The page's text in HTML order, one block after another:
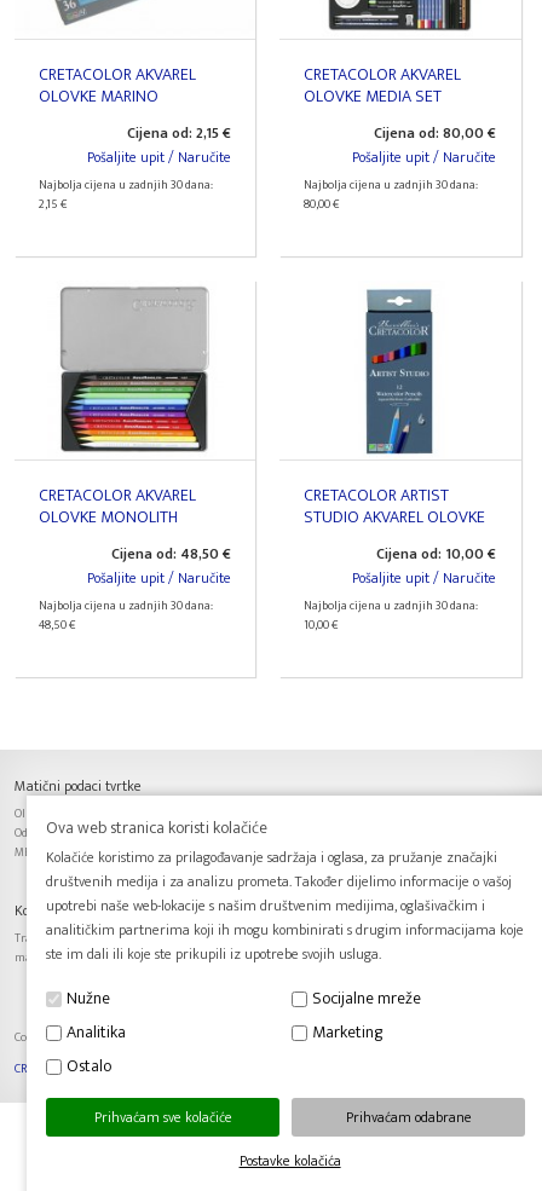
CRETACOLOR AKVAREL
OLOVKE MARINO
Cijena od: 2,15 €
Pošaljite upit / Naručite
Najbolja cijena u zadnjih 30 dana:
2,15 €
CRETACOLOR AKVAREL
OLOVKE MEDIA SET
Cijena od: 80,00 €
Pošaljite upit / Naručite
Najbolja cijena u zadnjih 30 dana:
80,00 €
CRETACOLOR AKVAREL
OLOVKE MONOLITH
Cijena od: 48,50 €
Pošaljite upit / Naručite
Najbolja cijena u zadnjih 30 dana:
48,50 €
CRETACOLOR ARTIST
STUDIO AKVAREL OLOVKE
Cijena od: 10,00 €
Pošaljite upit / Naručite
Najbolja cijena u zadnjih 30 dana:
10,00 €
Matični podaci tvrtke
OIB: 63701153601, IBAN: HR6425030071100061993,
Odgovorna osoba: Predrag Budimir, Trgovački sud u Zagrebu
MBS: 080115620, Temeljni kapital: 20 000,00 kn, uplaćen u cijelosti.
Kontakt podaci tvrtke
Trakošćanska 17, 10000 Zagreb, Tel.: + 385 1 3822 151, Fax.: + 385 1 3822 152, E-mail: info@art-
materijal.hr
Copyright © 2016. Art materijal d.o.o., Sva prava pridržana. |Postavke kolačića
CREW 803
Ova web stranica koristi kolačiće
Kolačiće koristimo za prilagođavanje sadržaja i oglasa, za pružanje značajki
društvenih medija i za analizu prometa. Također dijelimo informacije o vašoj
upotrebi naše web-lokacije s našim društvenim medijima, oglašivačkim i
analitičkim partnerima koji ih mogu kombinirati s drugim informacijama koje
ste im dali ili koje ste prikupili iz upotrebe svojih usluga.
Nužne
Socijalne mreže
Analitika
Marketing
Ostalo
Prihvaćam sve kolačiće
Prihvaćam odabrane
Postavke kolačića